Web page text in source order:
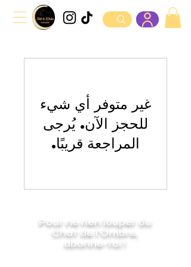
غير متوفر أي شيء
للحجز الآن. يُرجى
المراجعة قريبًا.
Pour ne rien louper du
Chat de l'Ombre,
abonne-toi !